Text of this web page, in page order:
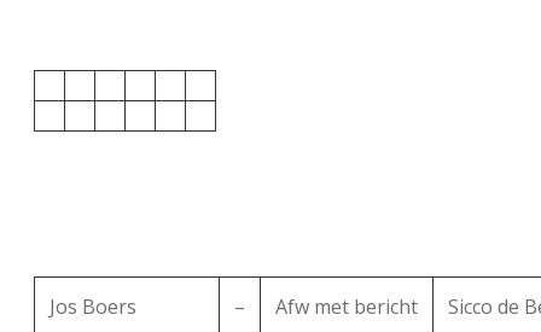
Jos Boers – Afw met bericht Sicco de